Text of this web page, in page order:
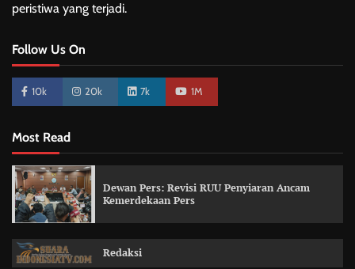
peristiwa yang terjadi.
Follow Us On
10k 20k 7k 1M
Most Read
Dewan Pers: Revisi RUU Penyiaran Ancam
Kemerdekaan Pers
Redaksi